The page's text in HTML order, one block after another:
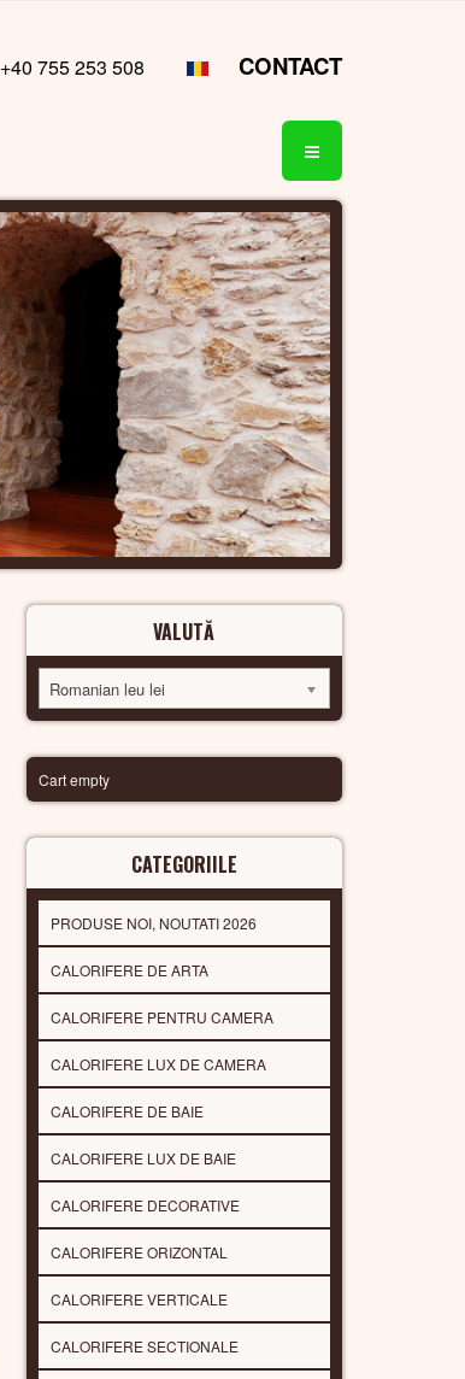
+40 755 253 508 CONTACT
VALUTĂ
Romanian leu lei
Cart empty
CATEGORIILE
PRODUSE NOI, NOUTATI 2026
CALORIFERE DE ARTA
CALORIFERE PENTRU CAMERA
CALORIFERE LUX DE CAMERA
CALORIFERE DE BAIE
CALORIFERE LUX DE BAIE
CALORIFERE DECORATIVE
CALORIFERE ORIZONTAL
CALORIFERE VERTICALE
CALORIFERE SECTIONALE